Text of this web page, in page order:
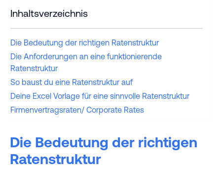
Inhaltsverzeichnis
Die Bedeutung der richtigen Ratenstruktur
Die Anforderungen an eine funktionierende
Ratenstruktur
So baust du eine Ratenstruktur auf
Deine Excel Vorlage für eine sinnvolle Ratenstruktur
Firmenvertragsraten/ Corporate Rates
Die Bedeutung der richtigen
Ratenstruktur